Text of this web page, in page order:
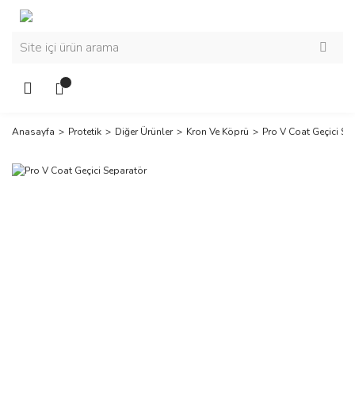
Anasayfa Protetik Diğer Ürünler Kron Ve Köprü Pro V Coat Geçici